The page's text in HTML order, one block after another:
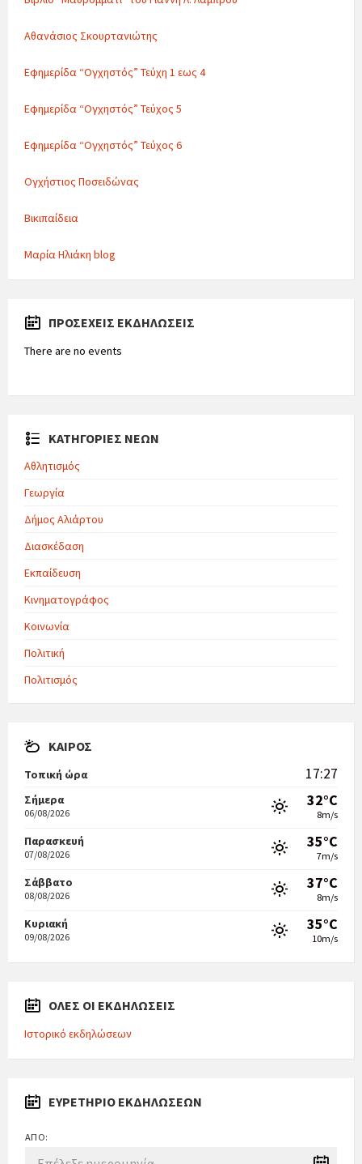
Αθανάσιος Σκουρτανιώτης
Εφημερίδα “Ογχηστός” Τεύχη 1 εως 4
Εφημερίδα “Ογχηστός” Τεύχος 5
Εφημερίδα “Ογχηστός” Τεύχος 6
Ογχήστιος Ποσειδώνας
Βικιπαίδεια
Μαρία Ηλιάκη blog
ΠΡΟΣΕΧΕΊΣ ΕΚΔΗΛΏΣΕΙΣ
There are no events
ΚΑΤΗΓΟΡΙΕΣ ΝΕΩΝ
Αθλητισμός
Γεωργία
Δήμος Αλιάρτου
Διασκέδαση
Εκπαίδευση
Κινηματογράφος
Κοινωνία
Πολιτική
Πολιτισμός
ΚΑΙΡΌΣ
Τοπική ώρα 17:27
Σήμερα
06/08/2026
32°C
8m/s
Παρασκευή
07/08/2026
35°C
7m/s
Σάββατο
08/08/2026
37°C
8m/s
Κυριακή
09/08/2026
35°C
10m/s
ΟΛΕΣ ΟΙ ΕΚΔΗΛΩΣΕΙΣ
Ιστορικό εκδηλώσεων
ΕΥΡΕΤΉΡΙΟ ΕΚΔΗΛΏΣΕΩΝ
ΑΠΌ: